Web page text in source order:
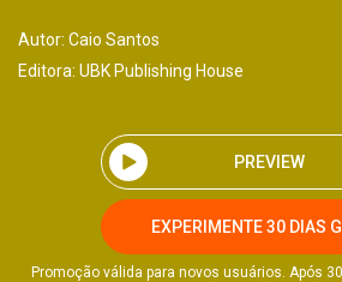
Autor: Caio Santos
Editora: UBK Publishing House
PREVIEW
EXPERIMENTE 30 DIAS
Promoção válida para novos usuários. Após